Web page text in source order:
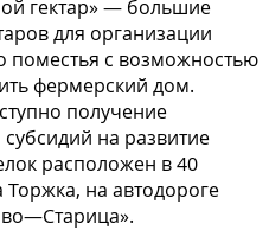
гектар» — большие
для организации
поместья с возможностью
фермерский дом.
получение
на развитие
расположен в 40
Торжка, на автодороге